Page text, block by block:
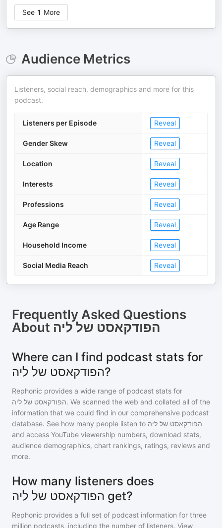
See 1 More
Audience Metrics
Listeners, social reach, demographics and more for this
podcast.
Listeners per Episode Reveal
Gender Skew Reveal
Location Reveal
Interests Reveal
Professions Reveal
Age Range Reveal
Household Income Reveal
Social Media Reach Reveal
Frequently Asked Questions
About הפודקאסט של ליה
Where can I find podcast stats for
הפודקאסט של ליה?
Rephonic provides a wide range of podcast stats for
הפודקאסט של ליה. We scanned the web and collated all of the
information that we could find in our comprehensive podcast
database. See how many people listen to הפודקאסט של ליה
and access YouTube viewership numbers, download stats,
audience demographics, chart rankings, ratings, reviews and
more.
How many listeners does
הפודקאסט של ליה get?
Rephonic provides a full set of podcast information for three
million podcasts, including the number of listeners. View